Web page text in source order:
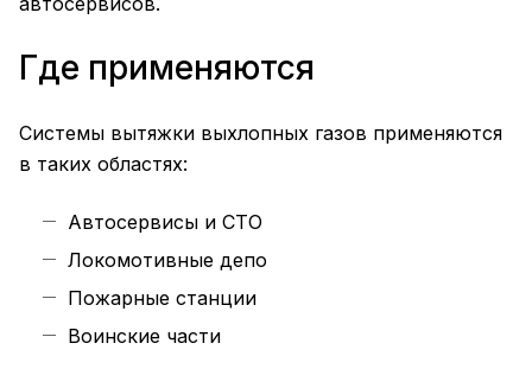
Где применяются
Системы вытяжки выхлопных газов применяются
в таких областях:
Автосервисы и СТО
Локомотивные депо
Пожарные станции
Воинские части